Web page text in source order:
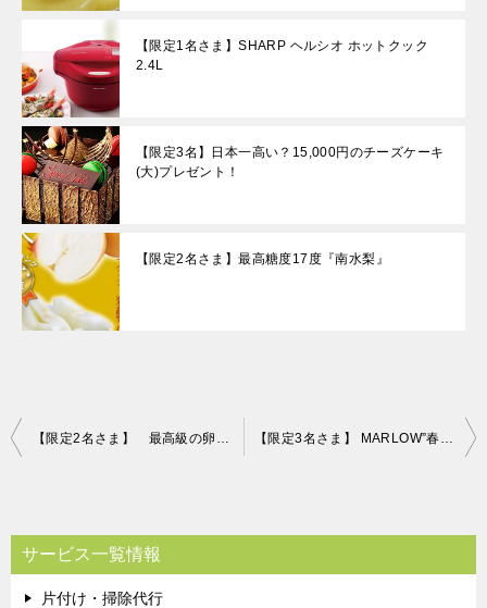
【限定1名さま】SHARP ヘルシオ ホットクック
2.4L
【限定3名】日本一高い？15,000円のチーズケーキ
(大)プレゼント！
【限定2名さま】最高糖度17度『南水梨』
投
ビ
ゲ
【限定2名さま】 最高級の卵「輝」！ 片付け110番プレゼントキャンペーン！！ 【限定3名さま】 MARLOW”春のギフトセット「紅白プリン＆ケーキセット」” 片付け110番プレゼントキャンペーン！！
サービス一覧情報
片付け・掃除代行